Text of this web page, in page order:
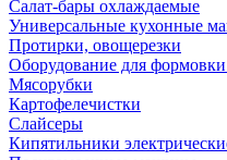
Салат-бары охлаждаемые
Универсальные кухонные
Протирки, овощерезки
Оборудование для
Мясорубки
Картофелечистки
Слайсеры
Кипятильники